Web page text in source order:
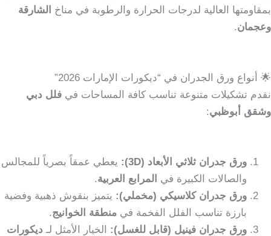
بمقاومتها العالية لدرجات الحرارة والرطوبة في مناخ الشارقة
وعجمان.
🌟 أنواع ورق الجدران في “ديكورات الإمارات 2026”
نقدم تشكيلات متنوعة تناسب كافة المساحات في فلل دبي
وشقق أبوظبي:
ورق جدران ثلاثي الأبعاد (3D):
يعطي عمقاً بصرياً للمجالس
والصالات الكبيرة في المرابع العربية.
ورق جدران كلاسيكي (مخملي): يتميز بنقوش ذهبية وفضية
بارزة تناسب الفلل الفخمة في منطقة الخوانيج.
ورق جدران فينيل (قابل للغسل): الخيار الأمثل لـ ديكورات